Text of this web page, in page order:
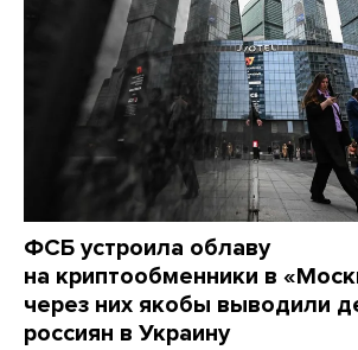
ФСБ устроила облаву
на криптообменники в
через них якобы выводили
россиян в Украину